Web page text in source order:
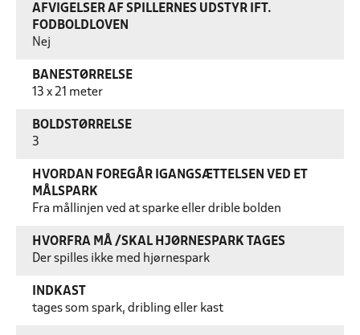
AFVIGELSER AF SPILLERNES UDSTYR IFT.
FODBOLDLOVEN
Nej
BANESTØRRELSE
13 x 21 meter
BOLDSTØRRELSE
3
HVORDAN FOREGÅR IGANGSÆTTELSEN VED ET
MÅLSPARK
Fra mållinjen ved at sparke eller drible bolden
HVORFRA MÅ /SKAL HJØRNESPARK TAGES
Der spilles ikke med hjørnespark
INDKAST
tages som spark, dribling eller kast